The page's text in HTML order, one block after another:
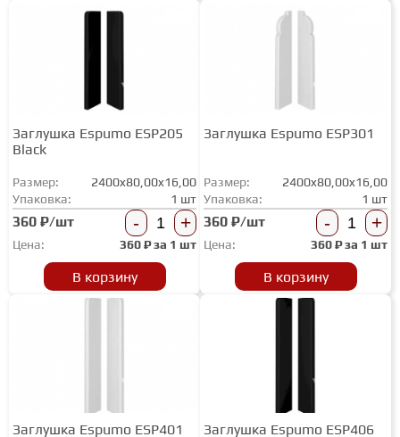
Заглушка Espumo ESP205
Black
Размер:
2400x80,00x16,00
Упаковка:
1 шт
360 ₽/шт - +
Цена: 360₽ за 1 шт
В корзину
Заглушка Espumo ESP301
Размер:
2400x80,00x16,00
Упаковка:
1 шт
360 ₽/шт - +
Цена: 360₽ за 1 шт
В корзину
Заглушка Espumo ESP401 Заглушка Espumo ESP406